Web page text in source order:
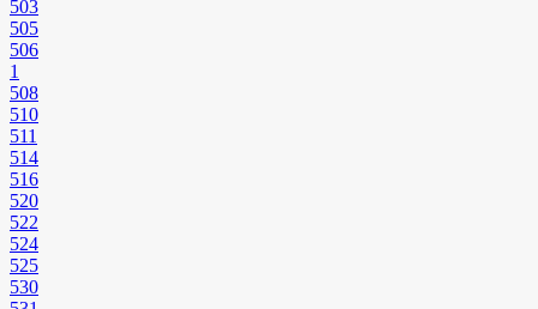
503
505
506
1
508
510
511
514
516
520
522
524
525
530